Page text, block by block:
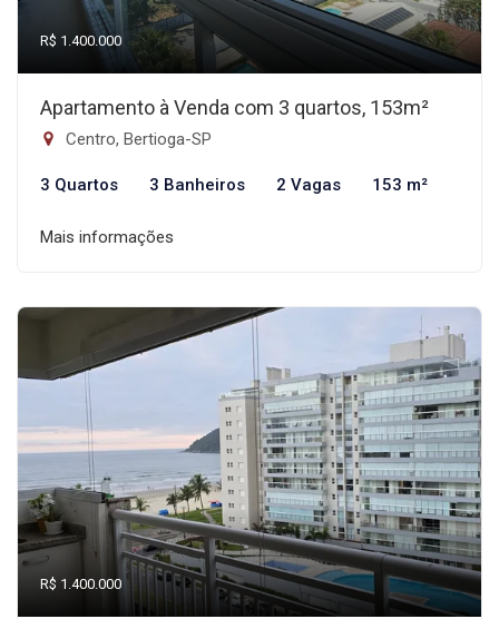
R$ 1.400.000
Apartamento à Venda com 3 quartos, 153m²
Centro, Bertioga-SP
3 Quartos 3 Banheiros 2 Vagas 153 m²
Mais informações
R$ 1.400.000